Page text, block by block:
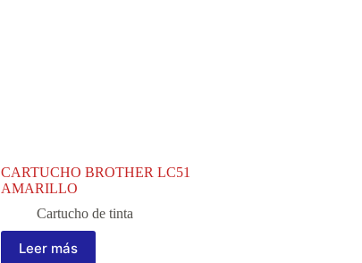
CARTUCHO BROTHER LC51
AMARILLO
Cartucho de tinta
Leer más